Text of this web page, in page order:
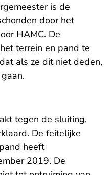
is de
door het
HAMC. De
terrein en pand te
als ze dit niet deden,
tegen de sluiting,
De feitelijke
heeft
2019. De